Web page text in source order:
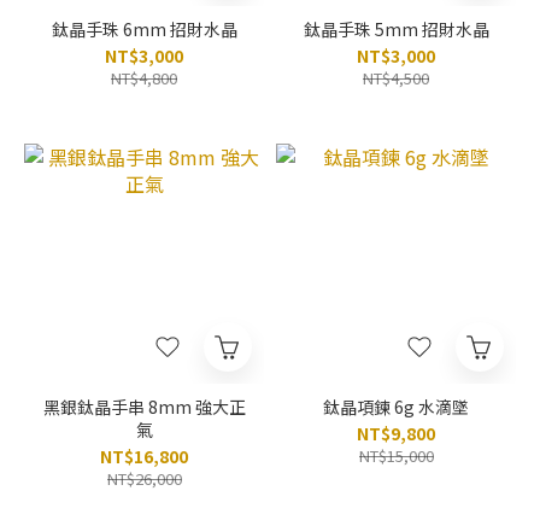
鈦晶手珠 6mm 招財水晶
NT$3,000
NT$4,800
鈦晶手珠 5mm 招財水晶
NT$3,000
NT$4,500
黑銀鈦晶手串 8mm 強大正
氣
NT$16,800
NT$26,000
鈦晶項鍊 6g 水滴墜
NT$9,800
NT$15,000